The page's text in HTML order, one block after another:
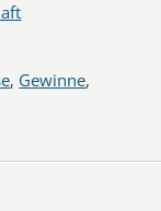
, Gewinne,